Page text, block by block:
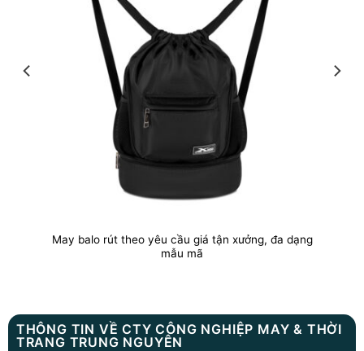
THÔNG TIN VỀ CTY CÔNG NGHIỆP MAY & THỜI
TRANG TRUNG NGUYÊN
May balo rút theo yêu cầu giá tận xưởng, đa dạng
mẫu mã